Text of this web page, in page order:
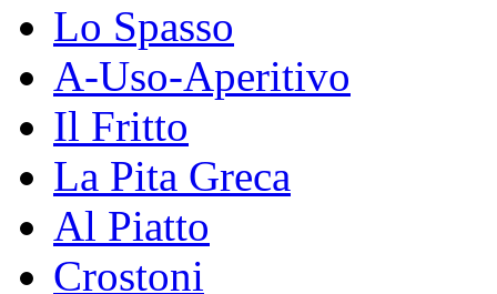
Lo Spasso
A-Uso-Aperitivo
Il Fritto
La Pita Greca
Al Piatto
Crostoni